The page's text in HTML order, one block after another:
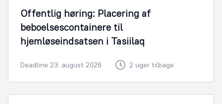
Offentlig høring: Placering af
beboelsescontainere til
hjemløseindsatsen i Tasiilaq
Deadline 23. august 2026 2 uger tilbage